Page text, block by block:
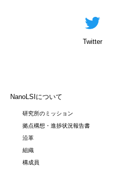
Twitter
NanoLSIについて
研究所のミッション
拠点構想・進捗状況報告書
沿革
組織
構成員